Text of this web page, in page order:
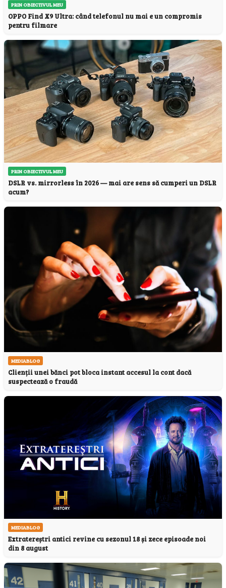
PRIN OBIECTIVUL MEU
OPPO Find X9 Ultra: când telefonul nu mai e un compromis
pentru filmare
PRIN OBIECTIVUL MEU
DSLR vs. mirrorless în 2026 — mai are sens să cumperi un DSLR
acum?
MEDIABLOG
Clienții unei bănci pot bloca instant accesul la cont dacă
suspectează o fraudă
MEDIABLOG
Extratereștri antici revine cu sezonul 18 și zece episoade noi
din 8 august